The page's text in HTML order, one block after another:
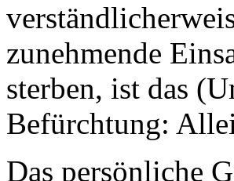
zunehmende
sterben, ist das
Befürchtung:
Das persönliche